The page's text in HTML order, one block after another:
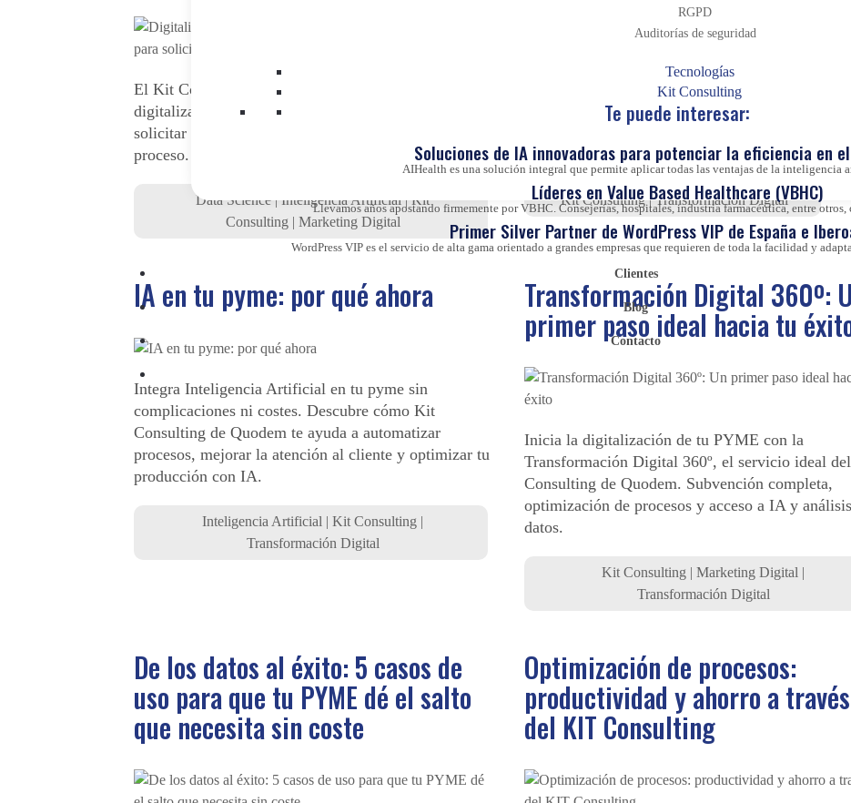
RGPD
Auditorías de seguridad
Tecnologías
Kit Consulting
Te puede interesar:
Soluciones de IA innovadoras para potenciar la eficiencia en
AIHealth es una solución integral que permite aplicar todas las ventajas de la inteligencia
Líderes en Value Based Healthcare (VBHC)
Llevamos años apostando firmemente por VBHC. Consejerías, hospitales, industria farmacéutica, entre otros,
Primer Silver Partner de WordPress VIP de España e
WordPress VIP es el servicio de alta gama orientado a grandes empresas que requieren de toda la facilidad y
Clientes
Blog
Contacto
El Kit Consulting es una oportunidad única para
digitalizar tu pyme sin coste. Solo quedan 16 días para
solicitar la ayuda y Quodem se encarga de todo el
proceso.
Data Science|Inteligencia Artificial|Kit
Consulting | Marketing Digital
Últimos días para acceder al Kit Consulting y
digitalizar tu pyme sin coste. Solo hasta el 28 de
oportunidad!
Kit Consulting|Transformación Digital
IA en tu pyme: por qué ahora
Integra Inteligencia Artificial en tu pyme sin
complicaciones ni costes. Descubre cómo Kit
Consulting de Quodem te ayuda a automatizar
procesos, mejorar la atención al cliente y optimizar tu
producción con IA.
Inteligencia Artificial | Kit Consulting |
Transformación Digital
Transformación Digital 360º:
primer paso ideal hacia tu
Inicia la digitalización de tu PYME con la
Transformación Digital 360º, el servicio ideal
Consulting de Quodem. Subvención completa,
optimización de procesos y acceso a IA y
datos.
Kit Consulting | Marketing Digital |
Transformación Digital
De los datos al éxito: 5 casos de
uso para que tu PYME dé el salto
que necesita sin coste
Optimización de procesos:
productividad y ahorro a través
del KIT Consulting